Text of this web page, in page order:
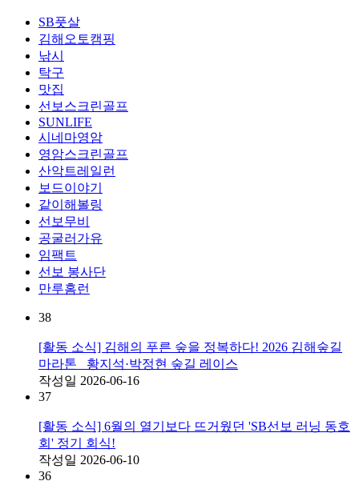
SB풋살
김해오토캠핑
낚시
탁구
맛집
선보스크린골프
SUNLIFE
시네마영암
영암스크린골프
산악트레일런
보드이야기
같이해볼링
선보무비
공굴러가유
임팩트
선보 봉사단
만루홈런
38
[활동 소식] 김해의 푸른 숲을 정복하다! 2026 김해숲길
마라톤_ 황지석·박정현 숲길 레이스
작성일 2026-06-16
37
[활동 소식] 6월의 열기보다 뜨거웠던 'SB선보 러닝 동호
회' 정기 회식!
작성일 2026-06-10
36